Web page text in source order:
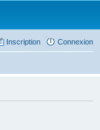
Connexion
Inscription